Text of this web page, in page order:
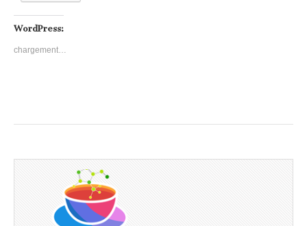
WordPress:
chargement…